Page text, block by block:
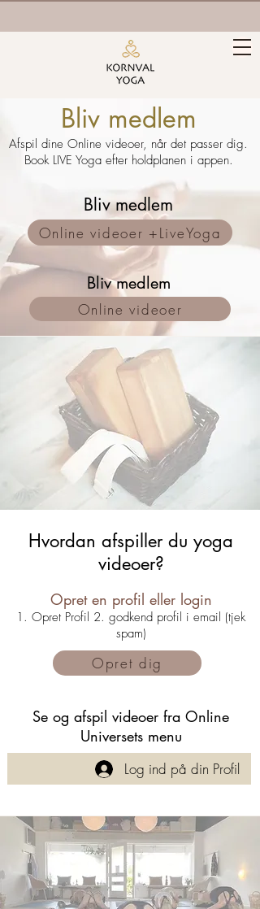
Bliv medlem
Afspil dine Online videoer, når det passer dig.
Book LIVE Yoga efter holdplanen i appen.
Bliv medlem
Online videoer +LiveYoga
Bliv medlem
Online videoer
Opret dig
Hvordan afspiller du yoga
videoer?
Opret en profil eller login
1. Opret Profil 2. godkend profil i email (tjek
spam)
Se og afspil videoer fra Online
Universets menu
Log ind på din Profil